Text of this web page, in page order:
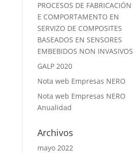
PROCESOS DE FABRICACIÓN
E COMPORTAMENTO EN
SERVIZO DE COMPOSITES
BASEADOS EN SENSORES
EMBEBIDOS NON INVASIVOS
GALP 2020
Nota web Empresas NERO
Nota web Empresas NERO
Anualidad
Archivos
mayo 2022